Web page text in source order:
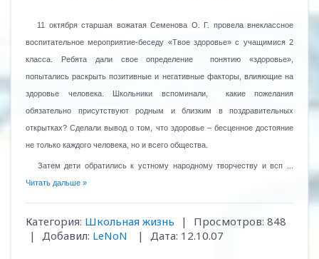
11 октября старшая вожатая Семенова О. Г. провела внеклассное
воспитательное мероприятие-беседу «Твое здоровье» с учащимися 2
класса. Ребята дали свое определение
понятию «здоровье»,
попытались раскрыть позитивные и негативные факторы, влияющие на
здоровье человека. Школьники вспоминали,
какие пожелания
обязательно присутствуют родным и близким в поздравительных
открытках? Сделали вывод о том, что здоровье – бесценное достояние
не только каждого человека, но и всего общества.
Затем дети обратились к устному народному творчеству и всп
Читать дальше »
Категория: Школьная жизнь | Просмотров: 848
|
Добавил: LeNoN | Дата: 12.10.07